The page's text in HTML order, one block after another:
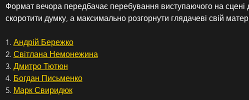
Формат вечора передбачає перебування виступаючого на
скоротити думку, а максимально розгорнути глядачеві свій
1. Андрій Бережко
2. Світлана Немонежина
3. Дмитро Тютюн
4. Богдан Письменко
5. Марк Свиридюк